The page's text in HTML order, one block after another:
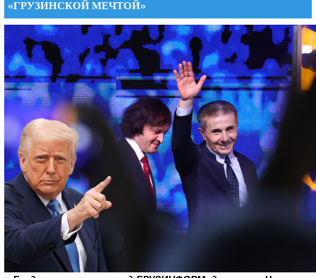
«ГРУЗИНСКОЙ МЕЧТОЙ»